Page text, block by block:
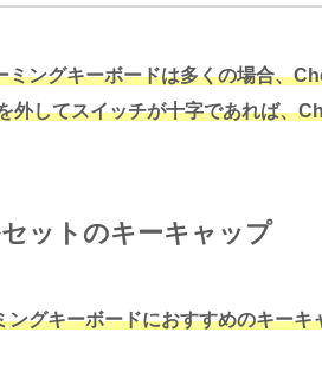
ミングキーボードは多くの場合、
外してスイッチが十字であれば、
ットのキーキャップ
ングキーボードにおすすめのキー